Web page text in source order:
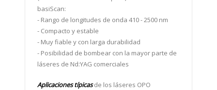
basiScan:
- Rango de longitudes de onda 410 - 2500 nm
- Compacto y estable
- Muy fiable y con larga durabilidad
- Posibilidad de bombear con la mayor parte de
láseres de Nd:YAG comerciales
Aplicaciones típicasde los láseres OPO